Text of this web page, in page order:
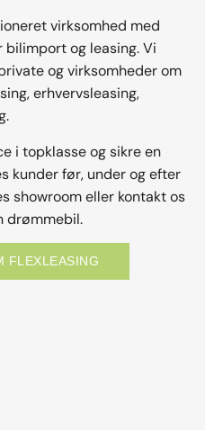
virksomhed med
bilimport og leasing. Vi
og virksomheder om
erhvervsleasing,
i topklasse og sikre en
kunder før, under og efter
showroom eller kontakt os
drømmebil.
FLEXLEASING